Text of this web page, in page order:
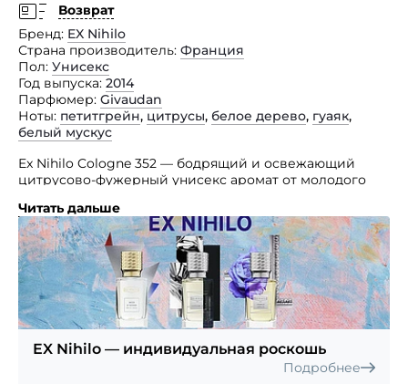
Возврат
Бренд EX Nihilo
Страна производитель Франция
Пол Унисекс
Год выпуска 2014
Парфюмер Givaudan
Ноты петитгрейн, цитрусы, белое дерево, гуаяк,
белый мускус
Ex Nihilo Cologne 352 — бодрящий и освежающий
цитрусово-фужерный унисекс аромат от молодого
Французский парфюмерный дом просто не мог
в своих творениях пройти мимо Парижа и посвятил
свой аромат этому прекрасному городу, уже
не первый век покоряющему сердца миллионов
людей. Солнечная цитрусовая свежесть открывает
композицию и объединяется с горьковато-пряным
запахом петит-грейна, тонким ароматом светлых
пород древесины, чуть дымным, древесно-ванильным
запахом гваякового дерева и нежнейшим белым
мускусом. Красивая композиция покоряет своей
Читать дальше
EX Nihilo — индивидуальная роскошь
Подробнее